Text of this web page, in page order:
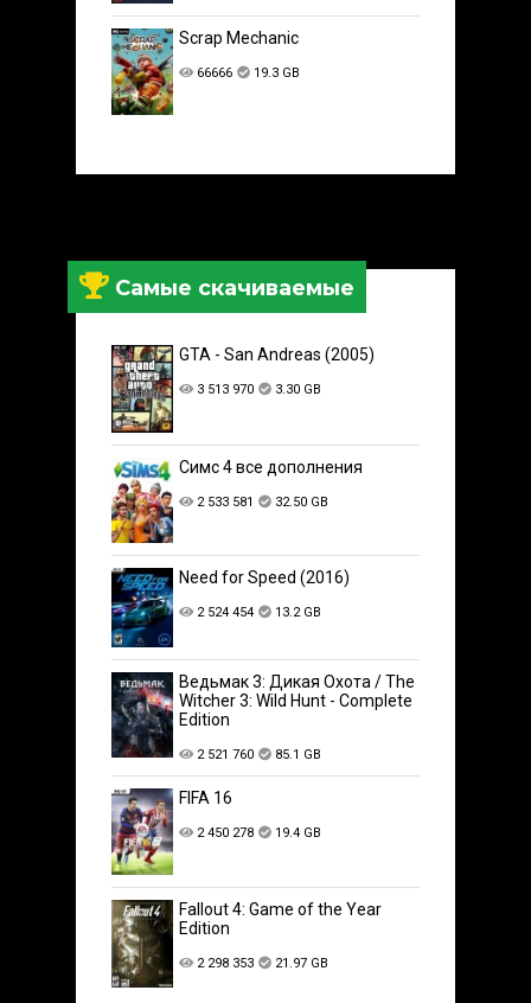
Scrap Mechanic
66666 19.3 GB
Самые скачиваемые
GTA - San Andreas (2005)
3 513 970 3.30 GB
Симс 4 все дополнения
2 533 581 32.50 GB
Need for Speed (2016)
2 524 454 13.2 GB
Ведьмак 3: Дикая Охота / The
Witcher 3: Wild Hunt - Complete
Edition
2 521 760 85.1 GB
FIFA 16
2 450 278 19.4 GB
Fallout 4: Game of the Year
Edition
2 298 353 21.97 GB